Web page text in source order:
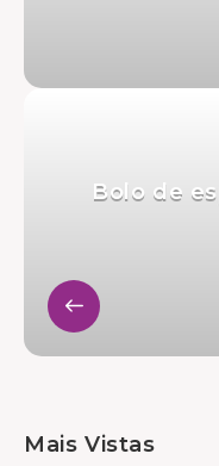
Bolo de
Mais Vistas